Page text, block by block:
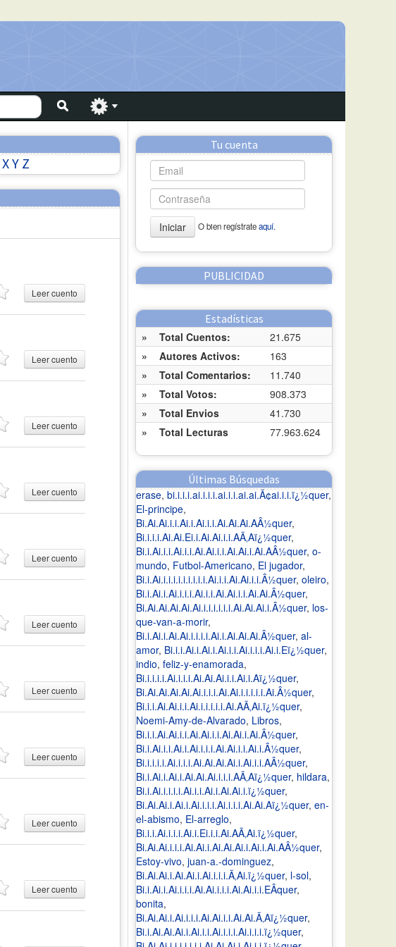
XY Z
Leer cuento
Leer cuento
Leer cuento
Leer cuento
Leer cuento
Leer cuento
Leer cuento
Leer cuento
Leer cuento
Leer cuento
Tu cuenta
Iniciar O bien regístrateaquí.
PUBLICIDAD
Estadísticas
»
Total Cuentos:
21.675
»
Autores Activos:
163
»
Total Comentarios:
11.740
»
Total Votos:
908.373
»
Total Envios
41.730
»
Total Lecturas 77.963.624
Últimas Búsquedas
erase, bi.i.i.i.ai.i.i.i.ai.i.i.ai.ai.Ã¢ai.i.i.ï¿½quer,
El-principe,
Bi.Ai.Ai.i.i.Ai.i.Ai.i.i.Ai.Ai.Ai.AÂ½quer,
Bi.i.i.i.Ai.Ai.Ei.i.Ai.Ai.i.i.AÃ‚Aï¿½quer,
Bi.i.Ai.i.i.Ai.i.i.Ai.Ai.i.i.Ai.Ai.i.Ai.AÂ½quer, o-
mundo, Futbol-Americano, El jugador,
Bi.i.Ai.i.i.i.i.i.i.i.i.i.Ai.i.i.Ai.Ai.i.i.Â½quer, oleiro,
Bi.i.Ai.i.Ai.i.i.i.Ai.i.i.Ai.Ai.i.i.Ai.Ai.Â½quer,
Bi.Ai.Ai.Ai.Ai.Ai.i.i.i.i.i.i.Ai.Ai.Ai.i.Â½quer, los-
que-van-a-morir,
Bi.i.Ai.i.Ai.Ai.i.i.i.i.Ai.i.Ai.Ai.Ai.Â½quer, al-
amor, Bi.i.i.Ai.i.Ai.i.Ai.i.i.Ai.i.i.i.Ai.i.Eï¿½quer,
indio, feliz-y-enamorada,
Bi.i.i.i.i.Ai.i.i.i.Ai.Ai.Ai.i.i.Ai.i.Aï¿½quer,
Bi.Ai.Ai.Ai.Ai.Ai.i.i.i.Ai.Ai.i.i.i.i.i.Ai.Â½quer,
Bi.i.i.Ai.Ai.i.i.Ai.i.i.i.i.i.Ai.AÃ‚Ai.ï¿½quer,
Noemi-Amy-de-Alvarado, Libros,
Bi.i.i.Ai.Ai.i.i.Ai.Ai.i.i.Ai.Ai.i.Ai.Â½quer,
Bi.i.Ai.i.i.Ai.i.Ai.i.i.i.Ai.Ai.i.i.Ai.i.Â½quer,
Bi.i.i.i.i.Ai.i.i.i.Ai.Ai.Ai.Ai.i.Ai.i.i.AÂ½quer,
Bi.i.Ai.i.Ai.i.Ai.Ai.Ai.i.i.i.AÃ‚Aï¿½quer, hildara,
Bi.i.Ai.i.i.i.i.Ai.i.i.Ai.i.Ai.Ai.i.ï¿½quer,
Bi.Ai.Ai.i.Ai.i.Ai.i.i.i.Ai.i.i.i.Ai.Ai.Aï¿½quer, en-
el-abismo, El-arreglo,
Bi.i.i.Ai.i.i.i.Ai.i.Ei.i.i.Ai.AÃ‚Ai.ï¿½quer,
Bi.Ai.Ai.i.i.i.Ai.Ai.i.Ai.Ai.Ai.i.Ai.i.Ai.AÂ½quer,
Estoy-vivo, juan-a.-dominguez,
Bi.Ai.Ai.i.Ai.Ai.i.Ai.i.i.i.Ã‚Ai.ï¿½quer, l-sol,
Bi.i.Ai.i.Ai.i.i.i.Ai.Ai.i.i.i.Ai.Ai.i.i.EÂquer,
bonita,
Bi.Ai.Ai.i.Ai.i.i.i.Ai.Ai.i.i.Ai.Ai.Ã‚Aï¿½quer,
Bi.i.Ai.Ai.Ai.i.Ai.i.i.Ai.i.i.i.Ai.i.i.i.ï¿½quer,